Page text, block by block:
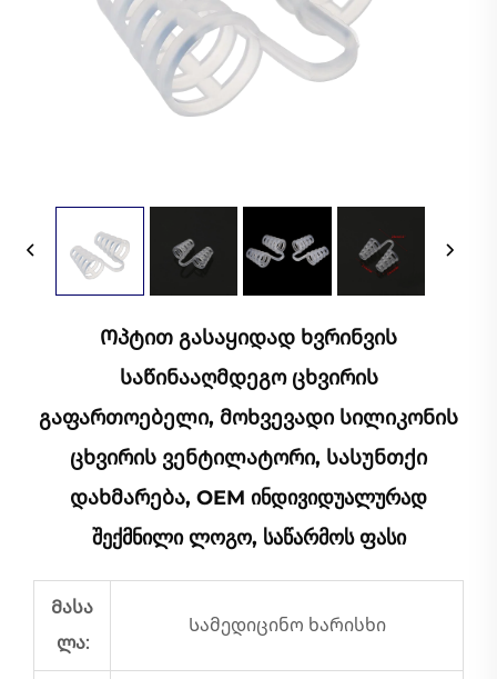
Ოპტით Გასაყიდად Ხვრინვის
Საწინააღმდეგო Ცხვირის
Გაფართოებელი, Მოხვევადი Სილიკონის
Ცხვირის Ვენტილატორი, Სასუნთქი
Დახმარება, OEM Ინდივიდუალურად
Შექმნილი Ლოგო, Საწარმოს Ფასი
Მასა
ლა:
Სამედიცინო ხარისხი